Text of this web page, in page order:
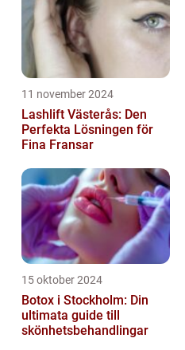
11 november 2024
Lashlift Västerås: Den
Perfekta Lösningen för
Fina Fransar
15 oktober 2024
Botox i Stockholm: Din
ultimata guide till
skönhetsbehandlingar